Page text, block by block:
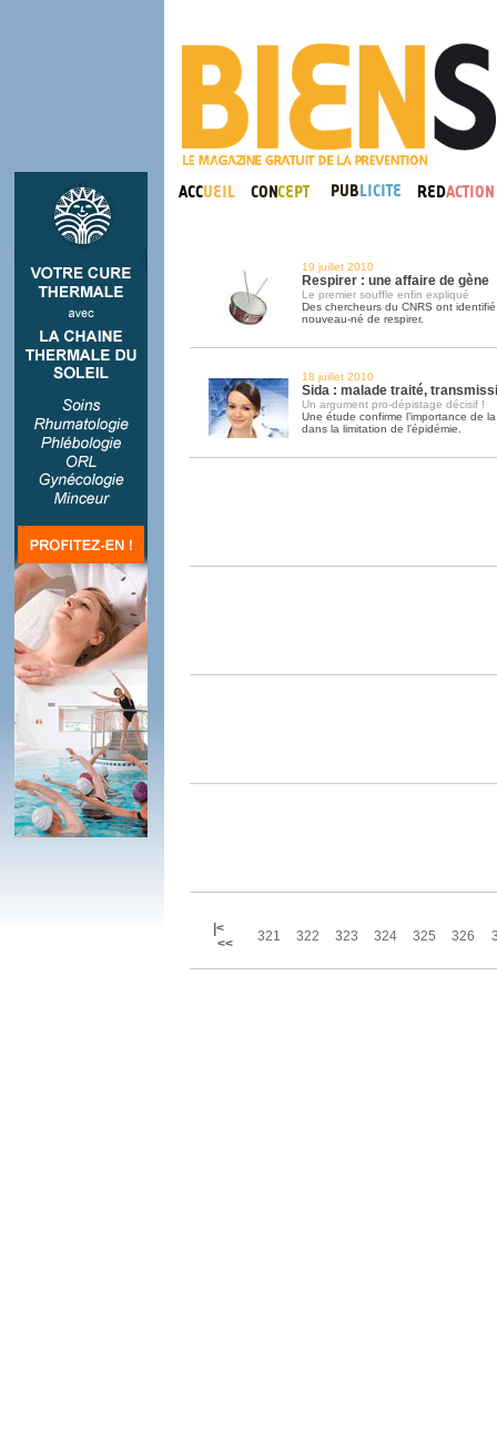
19 juillet 2010
Respirer : une affaire de gène
Le premier souffle enfin expliqué
Des chercheurs du CNRS ont
nouveau-né de respirer.
18 juillet 2010
Sida : malade traité,
Un argument pro-dépistage décisif !
Une étude confirme l’importance de
dans la limitation de l’épidémie.
|<
<<
321 322 323 324 325 326